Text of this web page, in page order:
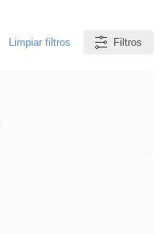
Limpiar filtros Filtros